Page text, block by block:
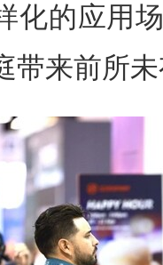
化的应用
带来前所